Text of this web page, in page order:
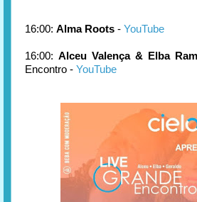
16:00: Alma Roots - YouTube
16:00: Alceu Valença & Elba
Encontro - YouTube